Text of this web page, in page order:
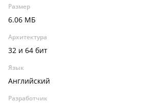
Размер
6.06 МБ
Архитектура
32 и 64 бит
Язык
Английский
Разработчик